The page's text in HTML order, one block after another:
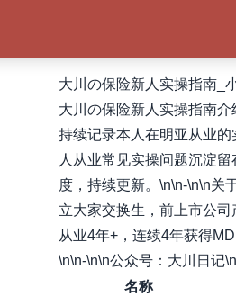
大川の保险新人实操指南_
大川の保险新人实操指南介
持续记录本人在明亚从业
人从业常见实操问题沉淀
度，持续更新。\n\n-\n\n关
立大家交换生，前上市公
从业4年+，连续4年获得
\n\n-\n\n公众号：大川日记
名称